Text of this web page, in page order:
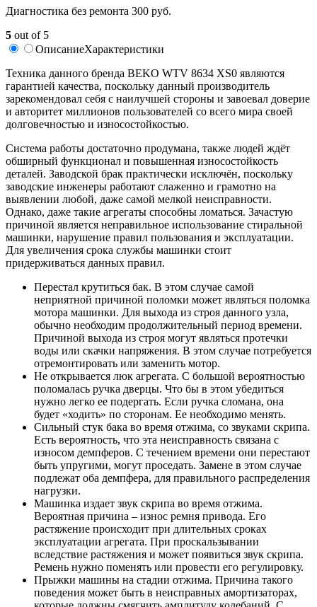
Диагностика без ремонта 300 руб.
5 out of 5
ОписаниеХарактеристики
Техника данного бренда BEKO WTV 8634 XS0 являются
гарантией качества, поскольку данный производитель
зарекомендовал себя с наилучшей стороны и завоевал доверие
и авторитет миллионов пользователей со всего мира своей
долговечностью и износостойкостью.
Система работы достаточно продумана, также людей ждёт
обширный функционал и повышенная износостойкость
деталей. Заводской брак практически исключён, поскольку
заводские инженеры работают слаженно и грамотно на
выявлении любой, даже самой мелкой неисправности.
Однако, даже такие агрегаты способны ломаться. Зачастую
причиной является неправильное использование стиральной
машинки, нарушение правил пользования и эксплуатации.
Для увеличения срока службы машинки стоит
придерживаться данных правил.
Перестал крутиться бак. В этом случае самой
неприятной причиной поломки может являться поломка
мотора машинки. Для выхода из строя данного узла,
обычно необходим продолжительный период времени.
Причиной выхода из строя могут являться протечки
воды или скачки напряжения. В этом случае потребуется
отремонтировать или заменить мотор.
Не открывается люк агрегата. С большой вероятностью
поломалась ручка дверцы. Что бы в этом убедиться
нужно легко ее подергать. Если ручка сломана, она
будет «ходить» по сторонам. Ее необходимо менять.
Сильный стук бака во время отжима, со звуками скрипа.
Есть вероятность, что эта неисправность связана с
износом демпферов. С течением времени они перестают
быть упругими, могут проседать. Замене в этом случае
подлежат оба демпфера, для правильного распределения
нагрузки.
Машинка издает звук скрипа во время отжима.
Вероятная причина – износ ремня привода. Его
растяжение происходит при длительных сроках
эксплуатации агрегата. При проскальзывании
вследствие растяжения и может появиться звук скрипа.
Ремень нужно поменять или провести его регулировку.
Прыжки машины на стадии отжима. Причина такого
поведения может быть в неисправных амортизаторах,